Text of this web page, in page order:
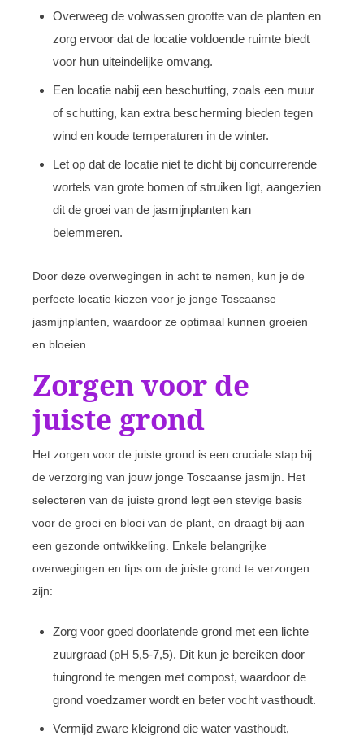
Overweeg de volwassen grootte van de planten en
zorg ervoor dat de locatie voldoende ruimte biedt
voor hun uiteindelijke omvang.
Een locatie nabij een beschutting, zoals een muur
of schutting, kan extra bescherming bieden tegen
wind en koude temperaturen in de winter.
Let op dat de locatie niet te dicht bij concurrerende
wortels van grote bomen of struiken ligt, aangezien
dit de groei van de jasmijnplanten kan
belemmeren.
Door deze overwegingen in acht te nemen, kun je de
perfecte locatie kiezen voor je jonge Toscaanse
jasmijnplanten, waardoor ze optimaal kunnen groeien
en bloeien.
Zorgen voor de
juiste grond
Het zorgen voor de juiste grond is een cruciale stap bij
de verzorging van jouw jonge Toscaanse jasmijn. Het
selecteren van de juiste grond legt een stevige basis
voor de groei en bloei van de plant, en draagt bij aan
een gezonde ontwikkeling. Enkele belangrijke
overwegingen en tips om de juiste grond te verzorgen
zijn:
Zorg voor goed doorlatende grond met een lichte
zuurgraad (pH 5,5-7,5). Dit kun je bereiken door
tuingrond te mengen met compost, waardoor de
grond voedzamer wordt en beter vocht vasthoudt.
Vermijd zware kleigrond die water vasthoudt,